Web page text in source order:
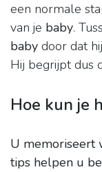
een normale
van je baby.
baby door dat
Hij begrijpt dus
Hoe kun je
U memoriseert
tips helpen u